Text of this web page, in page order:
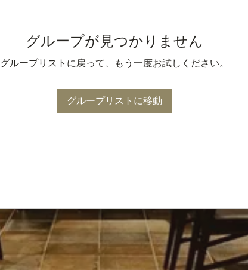
グループが見つかりません
グループリストに戻って、もう一度お試しください。
グループリストに移動